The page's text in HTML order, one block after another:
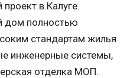
в Калуге.
дом полностью
стандартам жилья
инженерные системы,
отделка МОП.